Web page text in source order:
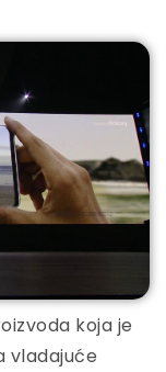
koja je
vladajuće